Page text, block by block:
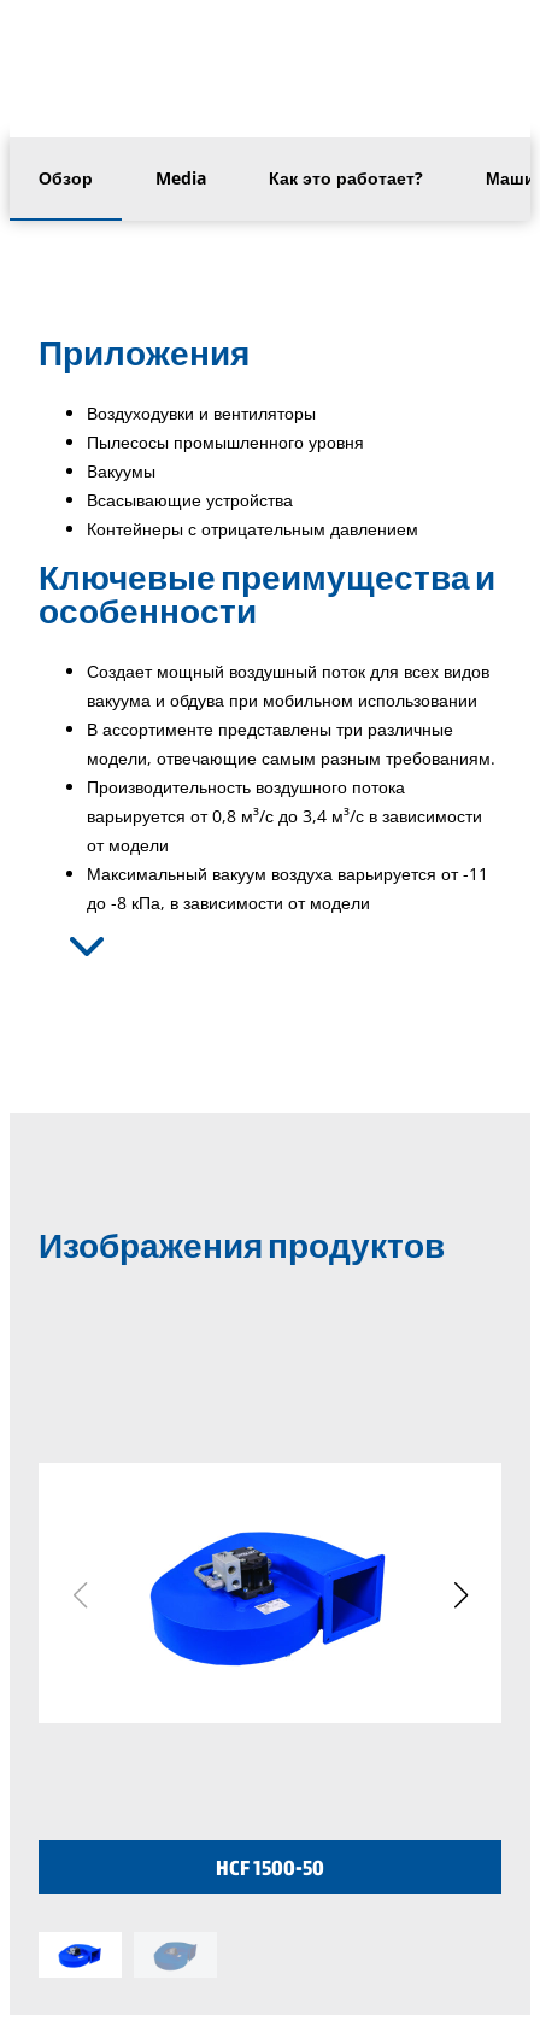
Обзор Media Как это работает?
Приложения
Воздуходувки и вентиляторы
Пылесосы промышленного уровня
Bакуумы
Всасывающие устройства
Контейнеры с отрицательным давлением
Ключевые преимущества и
особенности
Создает мощный воздушный поток для всех видов
вакуума и обдува при мобильном использовании
В ассортименте представлены три различные
модели, отвечающие самым разным требованиям.
Производительность воздушного потока
варьируется от 0,8 м³/с до 3,4 м³/с в зависимости
от модели
Максимальный вакуум воздуха варьируется от -11
до -8 кПа, в зависимости от модели
Изображения продуктов
HCF 1500-50